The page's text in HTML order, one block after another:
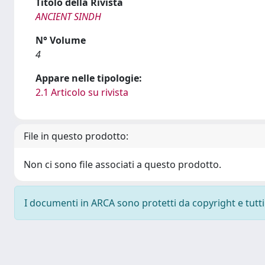
ANCIENT SINDH
N° Volume
4
Appare nelle tipologie:
2.1 Articolo su rivista
File in questo prodotto:
Non ci sono file associati a questo prodotto.
I documenti in ARCA sono protetti da copyright e